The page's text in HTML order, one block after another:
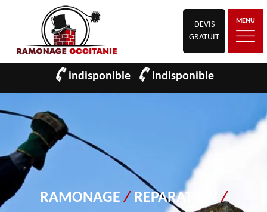
DEVIS
GRATUIT
MENU
indisponible indisponible
RAMONAGE/ REPARATION/